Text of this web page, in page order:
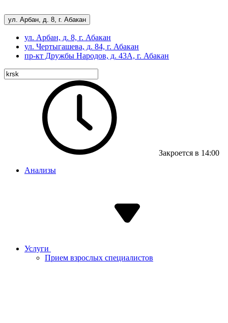
ул. Арбан, д. 8, г. Абакан
ул. Арбан, д. 8, г. Абакан
ул. Чертыгашева, д. 84, г. Абакан
пр-кт Дружбы Народов, д. 43А, г. Абакан
Закроется в 14:00
Анализы
Услуги
Прием взрослых специалистов